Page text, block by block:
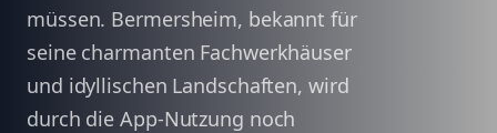
müssen. Bermersheim, bekannt für
seine charmanten Fachwerkhäuser
und idyllischen Landschaften, wird
durch die App-Nutzung noch